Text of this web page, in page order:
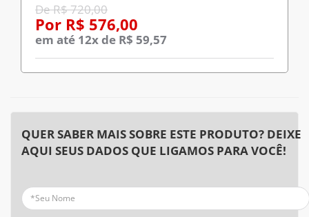
De R$ 720,00
Por R$ 576,00
em até 12x de R$ 59,57
QUER SABER MAIS SOBRE ESTE PRODUTO? DEIXE
AQUI SEUS DADOS QUE LIGAMOS PARA VOCÊ!